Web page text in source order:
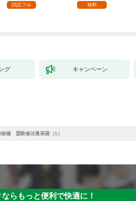
試読フル 無料
グ キャンペーン
儀 霊験修法曼荼羅（1）
ならもっと便利で快適に！